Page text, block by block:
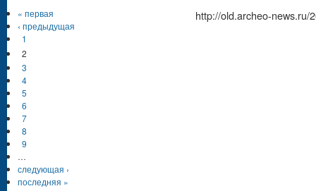
http://old.archeo-news.ru/
« первая
‹ предыдущая
1
2
3
4
5
6
7
8
9
…
следующая ›
последняя »